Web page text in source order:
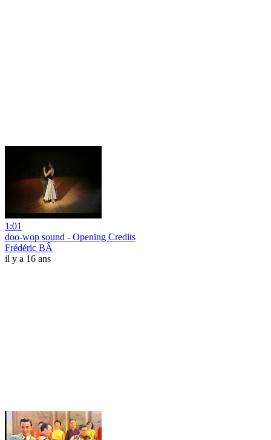
1:01
doo-wop sound - Opening Credits
Frédéric BÂ
il y a 16 ans